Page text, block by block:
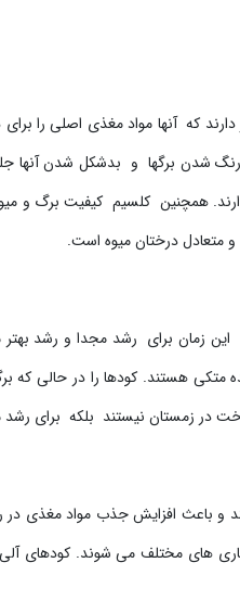
که آنها مواد مغذی اصلی را برای
شدن برگها و بدشکل شدن آنها
همچنین کلسیم کیفیت برگ و
متعادل درختان میوه است.
زمان برای رشد مجدا و رشد
هستند. کودها را در حالی که
در زمستان نیستند بلکه برای
و باعث افزایش جذب مواد مغذی در